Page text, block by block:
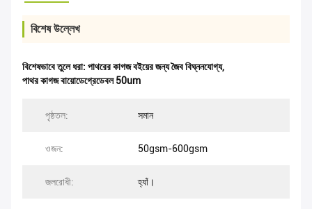
বিশেষ উল্লেখ
বিশেষভাবে তুলে ধরা: পাথরের কাগজ বইয়ের জন্য জৈব বিঘ্ননযোগ্য,
পাথর কাগজ বায়োডেগ্রেডেবল 50um
পৃষ্ঠতল: সমান
ওজন: 50gsm-600gsm
জলরোধী: হ্যাঁ।